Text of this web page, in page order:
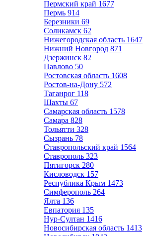
Пермский край 1677
Пермь 914
Березники 69
Соликамск 62
Нижегородская область 1647
Нижний Новгород 871
Дзержинск 82
Павлово 50
Ростовская область 1608
Ростов-на-Дону 572
Таганрог 118
Шахты 67
Самарская область 1578
Самара 828
Тольятти 328
Сызрань 78
Ставропольский край 1564
Ставрополь 323
Пятигорск 280
Кисловодск 157
Республика Крым 1473
Симферополь 264
Ялта 136
Евпатория 135
Нур-Султан 1416
Новосибирская область 1413